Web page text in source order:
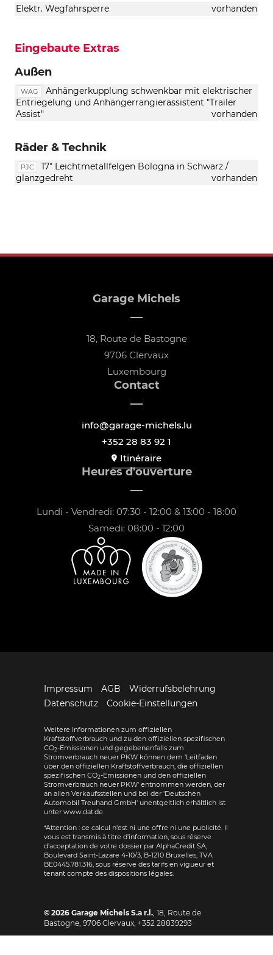
Elektr. Wegfahrsperre
vorhanden
Eingebaute Extras
Außen
WAG
Anhängerkupplung schwenkbar mit elektrischer
Entriegelung und Anhängerrangierassistent "Trailer
Assist"
vorhanden
Räder & Technik
PJC
17" Leichtmetallfelgen Bologna in Schwarz /
glanzgedreht
vorhanden
Garage Michels
18, Route de Bastogne
9706 Clervaux
Luxembourg
Contact
info@garage-michels.lu
+352 28 83 92 1
Itinéraire
Heures d'ouverture
Lundi - Vendredi: 07:30 - 12:00 & 13:00 - 18:00
Samedi: 08:00 - 12:00
Impressum AGB
Widerrufsbelehrung
Datenschutz
Cookie-Einstellungen
Weitere Informationen zum offiziellen
Kraftstoffverbrauch und zu den offiziellen spezifischen
CO2-Emissionen und gegebenenfalls zum
Stromverbrauch neuer PKW können dem 'Leitfaden
über den offiziellen Kraftstoffverbrauch, die offiziellen
spezifischen CO2-Emissionen und den offiziellen
Stromverbrauch neuer PKW' entnommen werden, der
an allen Verkaufsstellen und bei der 'Deutschen
Automobil Treuhand GmbH' unentgeltlich erhältlich ist
unter www.dat.de.
*Attention : ce calcul n'est ni une offre ni une publicité. Il
vous est transmis à titre d'information, sous réserve
d'acceptation de votre dossier par AlphaCredit SA,
Boulevard Saint-Lazare 4-10/3, B-1210 Bruxelles, TVA
BE0445.781.316, sous réserve des tarifs en vigueur et
tenant compte des dispositions légales.
© 2026 Garage Michels S.a r.l., 18, Route de
Bastogne, 9706 Clervaux, +352 28839293